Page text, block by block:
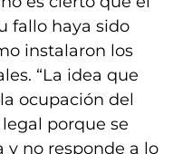
fallo haya sido
instalaron los
“La idea que
ocupación del
porque se
y no responde a lo